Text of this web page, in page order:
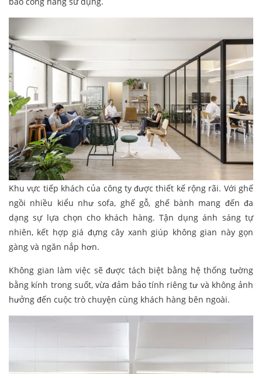
Khu vực tiếp khách của công ty được thiết kế rộng rãi. Với ghế
ngồi nhiều kiểu như sofa, ghế gỗ, ghế bành mang đến đa
dạng sự lựa chọn cho khách hàng. Tận dụng ánh sáng tự
nhiên, kết hợp giá đựng cây xanh giúp không gian này gọn
gàng và ngăn nắp hơn.
Không gian làm việc sẽ được tách biệt bằng hệ thống tường
bằng kính trong suốt, vừa đảm bảo tính riêng tư và không ảnh
hưởng đến cuộc trò chuyện cùng khách hàng bên ngoài.